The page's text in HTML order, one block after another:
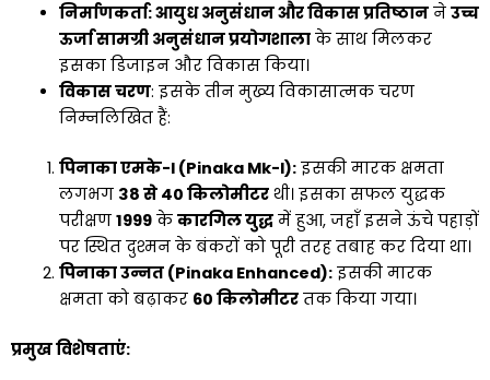
निर्माणकर्ता: आयुध अनुसंधान और विकास प्रतिष्ठानने उच्च
ऊर्जा सामग्री अनुसंधान प्रयोगशालाके साथ मिलकर
इसका डिजाइन और विकास किया।
विकास चरण: इसके तीन मुख्य विकासात्मक चरण
निम्नलिखित हैं:
पिनाका एमके-I (Pinaka Mk-I):इसकी मारक क्षमता
लगभग 38 से 40 किलोमीटरथी। इसका सफल युद्धक
परीक्षण 1999के कारगिल युद्धमें हुआ, जहाँ इसने ऊंचे पहाड़ों
पर स्थित दुश्मन के बंकरों को पूरी तरह तबाह कर दिया था।
पिनाका उन्नत (Pinaka Enhanced):इसकी मारक
क्षमता को बढ़ाकर 60 किलोमीटरतक किया गया।
प्रमुख विशेषताएं: